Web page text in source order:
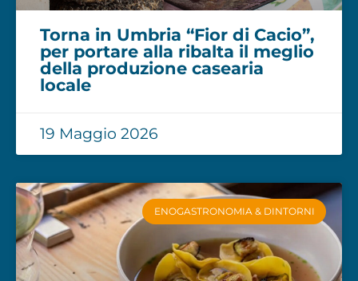
Torna in Umbria “Fior di Cacio”,
per portare alla ribalta il meglio
della produzione casearia
locale
19 Maggio 2026
ENOGASTRONOMIA & DINTORNI